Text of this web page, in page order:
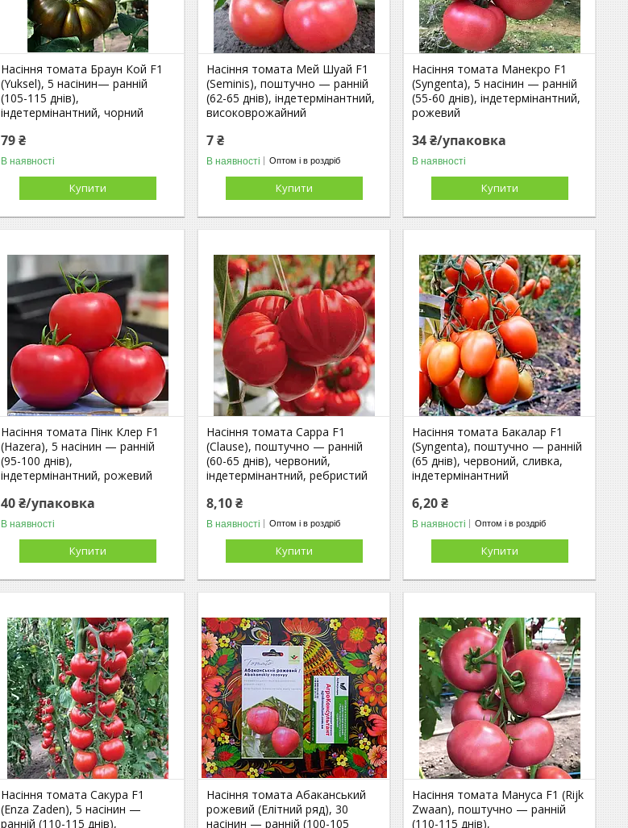
Насіння томата Браун Кой F1
(Yuksel), 5 насінин— ранній
(105-115 днів),
індетермінантний, чорний
79 ₴
В наявності
Купити
Насіння томата Мей Шуай F1
(Seminis), поштучно — ранній
(62-65 днів), індетермінантний,
високоврожайний
7 ₴
В наявності Оптом і в роздріб
Купити
Насіння томата Манекро F1
(Syngenta), 5 насінин — ранній
(55-60 днів), індетермінантний,
рожевий
34 ₴/упаковка
В наявності
Купити
Насіння томата Пінк Клер F1
(Hazera), 5 насінин — ранній
(95-100 днів),
індетермінантний, рожевий
40 ₴/упаковка
В наявності
Купити
Насіння томата Сарра F1
(Clause), поштучно — ранній
(60-65 днів), червоний,
індетермінантний, ребристий
8,10 ₴
В наявності Оптом і в роздріб
Купити
Насіння томата Бакалар F1
(Syngenta), поштучно — ранній
(65 днів), червоний, сливка,
індетермінантний
6,20 ₴
В наявності Оптом і в роздріб
Купити
Насіння томата Сакура F1
(Enza Zaden), 5 насінин —
ранній (110-115 днів),
Насіння томата Абаканський
рожевий (Елітний ряд), 30
насінин — ранній (100-105
Насіння томата Мануса F1 (Rijk
Zwaan), поштучно — ранній
(110-115 днів),